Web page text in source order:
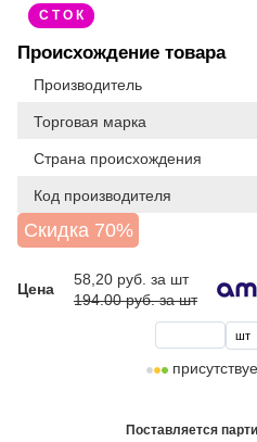
С Т О К
Происхождение товара
Производитель
Торговая марка
Страна происхождения
Код производителя
Скидка 70%
Цена
58,20 руб. за шт
194.00 руб. за шт
Поставляется